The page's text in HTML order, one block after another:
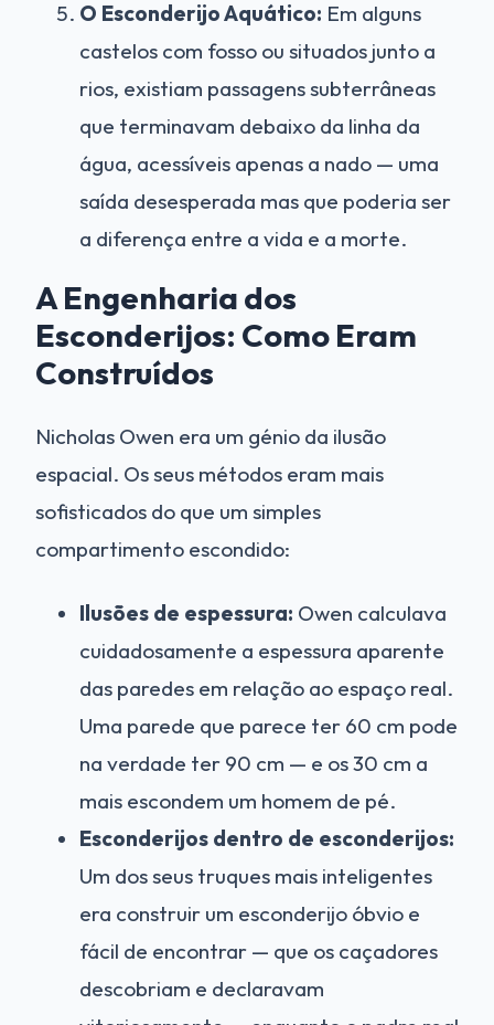
O Esconderijo Aquático: Em alguns
castelos com fosso ou situados junto a
rios, existiam passagens subterrâneas
que terminavam debaixo da linha da
água, acessíveis apenas a nado — uma
saída desesperada mas que poderia ser
a diferença entre a vida e a morte.
A Engenharia dos
Esconderijos: Como Eram
Construídos
Nicholas Owen era um génio da ilusão
espacial. Os seus métodos eram mais
sofisticados do que um simples
compartimento escondido:
Ilusões de espessura: Owen calculava
cuidadosamente a espessura aparente
das paredes em relação ao espaço real.
Uma parede que parece ter 60 cm pode
na verdade ter 90 cm — e os 30 cm a
mais escondem um homem de pé.
Esconderijos dentro de esconderijos:
Um dos seus truques mais inteligentes
era construir um esconderijo óbvio e
fácil de encontrar — que os caçadores
descobriam e declaravam